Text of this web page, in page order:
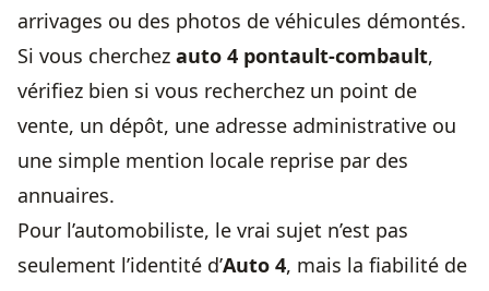
arrivages ou des photos de véhicules démontés.
Si vous cherchez auto 4 pontault-combault,
vérifiez bien si vous recherchez un point de
vente, un dépôt, une adresse administrative ou
une simple mention locale reprise par des
annuaires.
Pour l’automobiliste, le vrai sujet n’est pas
seulement l’identité d’Auto 4, mais la fiabilité de